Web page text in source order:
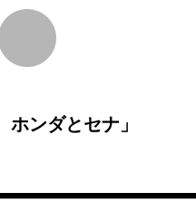
ンダとセナ」